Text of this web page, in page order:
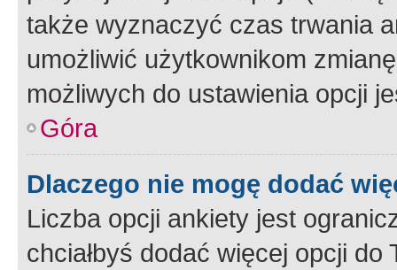
także wyznaczyć czas trwania
umożliwić użytkownikom
możliwych do ustawienia opcji
Góra
Dlaczego nie mogę dodać
Liczba opcji ankiety jest
chciałbyś dodać więcej opcji